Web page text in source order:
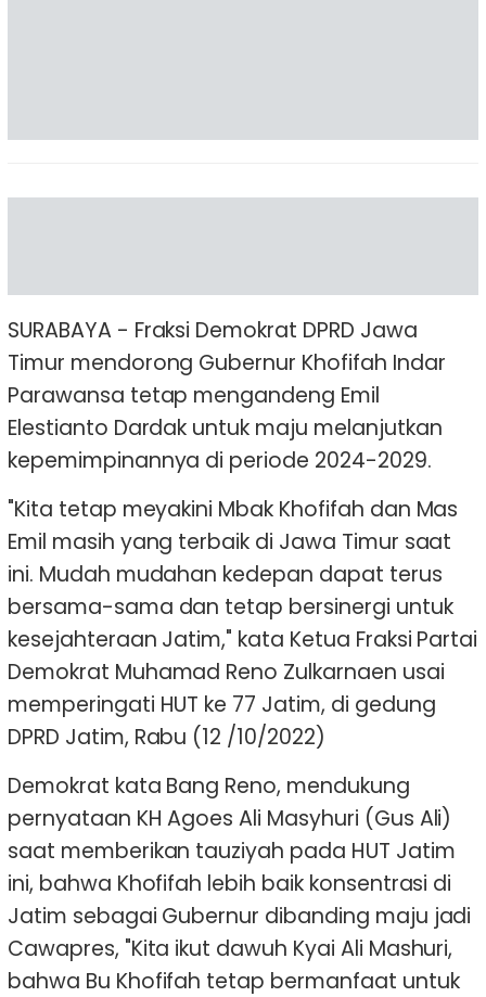
SURABAYA - Fraksi Demokrat DPRD Jawa
Timur mendorong Gubernur Khofifah Indar
Parawansa tetap mengandeng Emil
Elestianto Dardak untuk maju melanjutkan
kepemimpinannya di periode 2024-2029.
"Kita tetap meyakini Mbak Khofifah dan Mas
Emil masih yang terbaik di Jawa Timur saat
ini. Mudah mudahan kedepan dapat terus
bersama-sama dan tetap bersinergi untuk
kesejahteraan Jatim," kata Ketua Fraksi Partai
Demokrat Muhamad Reno Zulkarnaen usai
memperingati HUT ke 77 Jatim, di gedung
DPRD Jatim, Rabu (12 /10/2022)
Demokrat kata Bang Reno, mendukung
pernyataan KH Agoes Ali Masyhuri (Gus Ali)
saat memberikan tauziyah pada HUT Jatim
ini, bahwa Khofifah lebih baik konsentrasi di
Jatim sebagai Gubernur dibanding maju jadi
Cawapres, "Kita ikut dawuh Kyai Ali Mashuri,
bahwa Bu Khofifah tetap bermanfaat untuk